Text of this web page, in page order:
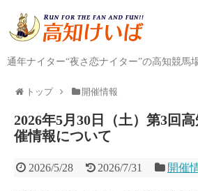
通年ナイター“夜さ恋ナイター”の高知競馬
トップ 開催情報
2026年5月30日（土）第3回
催情報について
2026/5/28 2026/7/31 開催